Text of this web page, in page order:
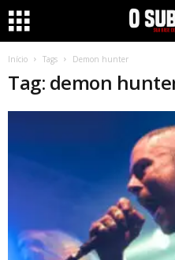
Início Tags Demon hunter
Tag: demon